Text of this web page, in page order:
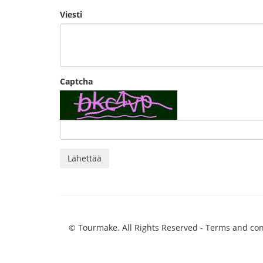
Viesti
Captcha
Lähettää
© Tourmake. All Rights Reserved - Terms and